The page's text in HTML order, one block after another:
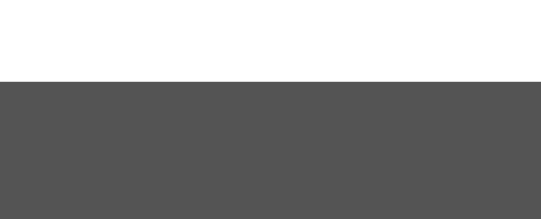
można
wariantów.wariantów.Opcje